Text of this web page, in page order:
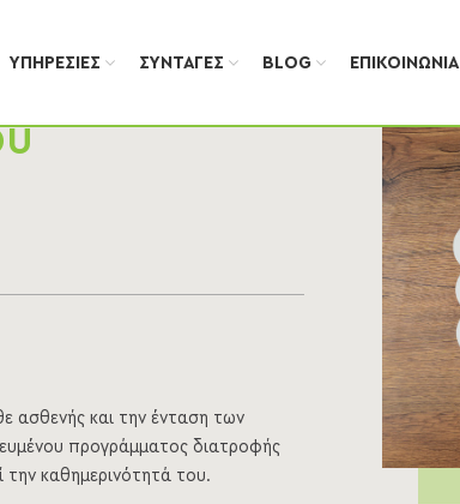
ΥΠΗΡΕΣΊΕΣ ΣΥΝΤΑΓΈΣ BLOG ΕΠΙΚΟΙΝΩΝΊΑ
ασθενής και την ένταση των
προγράμματος διατροφής
την καθημερινότητά του.